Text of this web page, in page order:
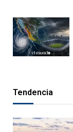
Tendencia